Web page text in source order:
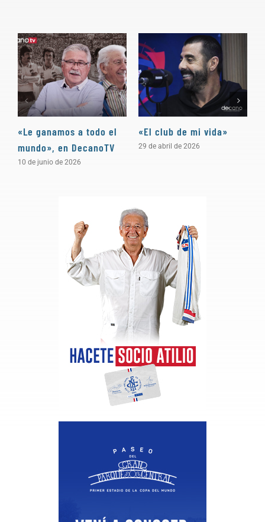
«Le ganamos a todo el
mundo», en DecanoTV
10 de junio de 2026
«El club de mi vida»
29 de abril de 2026